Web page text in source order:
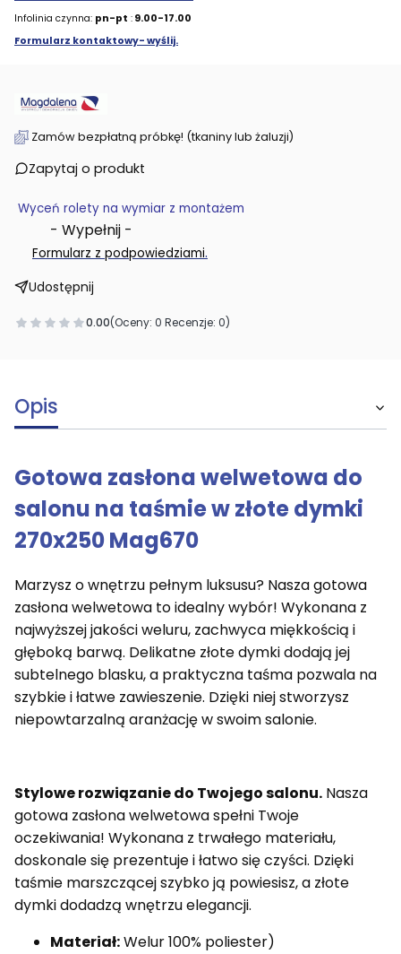
Infolinia czynna: pn-pt : 9.00-17.00
Formularz kontaktowy- wyślij.
Zamów bezpłatną próbkę! (tkaniny lub żaluzji)
Zapytaj o produkt
Wyceń rolety na wymiar z montażem
- Wypełnij -
Formularz z podpowiedziami.
Udostępnij
0.00(Oceny: 0 Recenzje: 0)
Opis
Gotowa zasłona welwetowa do
salonu na taśmie w złote dymki
270x250 Mag670
Marzysz o wnętrzu pełnym luksusu? Nasza gotowa
zasłona welwetowa to idealny wybór! Wykonana z
najwyższej jakości weluru, zachwyca miękkością i
głęboką barwą. Delikatne złote dymki dodają jej
subtelnego blasku, a praktyczna taśma pozwala na
szybkie i łatwe zawieszenie. Dzięki niej stworzysz
niepowtarzalną aranżację w swoim salonie.
Stylowe rozwiązanie do Twojego salonu. Nasza
gotowa zasłona welwetowa spełni Twoje
oczekiwania! Wykonana z trwałego materiału,
doskonale się prezentuje i łatwo się czyści. Dzięki
taśmie marszczącej szybko ją powiesisz, a złote
dymki dodadzą wnętrzu elegancji.
Materiał:Welur 100% poliester)